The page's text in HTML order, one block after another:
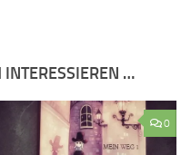
INTERESSIEREN …
0